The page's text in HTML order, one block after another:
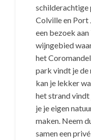
schilderachtige
Colville en Port
een bezoek
wijngebied
het
park vindt je de
kan je lekker
het strand vindt
je je eigen
maken. Neem
samen een